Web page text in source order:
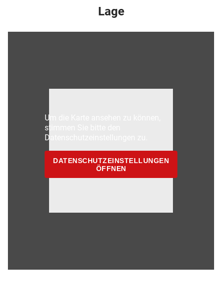
Lage
Um die Karte ansehen zu können,
stimmen Sie bitte den
Datenschutzeinstellungen zu.
DATENSCHUTZEINSTELLUNGEN
ÖFFNEN